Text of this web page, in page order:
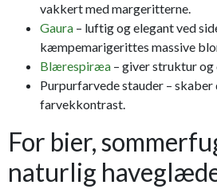
vakkert med margeritterne.
Gaura – luftig og elegant ved
kæmpemarigerittes massive
Blærespiræa – giver struktur
Purpurfarvede stauder –
farvekkontrast.
For bier,
naturlig